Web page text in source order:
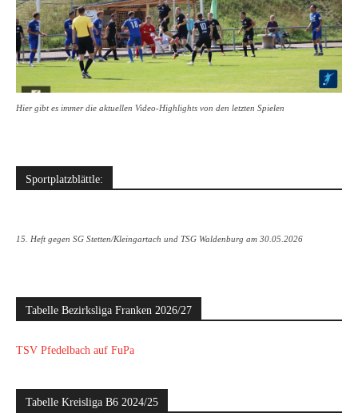
Hier gibt es immer die aktuellen Video-Highlights von den letzten Spielen
Sportplatzblättle:
15. Heft gegen SG Stetten/Kleingartach und TSG Waldenburg am 30.05.2026
Tabelle Bezirksliga Franken 2026/27
TSV Pfedelbach auf FuPa
Tabelle Kreisliga B6 2024/25